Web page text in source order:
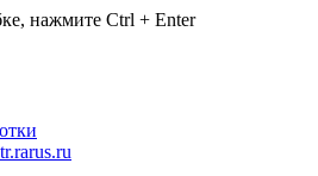
нажмите Ctrl + Enter